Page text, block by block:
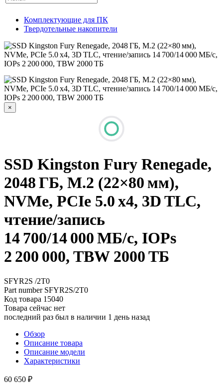
Комплектующие для ПК
Твердотельные накопители
×
SSD Kingston Fury Renegade,
2048 ГБ, M.2 (22×80 мм),
NVMe, PCIe 5.0 x4, 3D TLC,
чтение/запись
14 700/14 000 МБ/с, IOPs
2 200 000, TBW 2000 ТБ
SFYR2S /2T0
Part number SFYR2S/2T0
Код товара 15040
Товара сейчас нет
последний раз был в наличии 1 день назад
Обзор
Описание товара
Описание модели
Характеристики
60 650 ₽